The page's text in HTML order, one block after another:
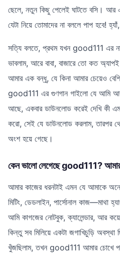
ছেলে, নতুন কিছু পেলেই ঘাটতে বসি। আর
যেটা নিয়ে তোমাদের না বললে পাপ হবে!
সত্যি বলতে, প্রথম যখন good111 এর
ভাবলাম, আরে বাবা, বাজারে তো কত
আমার এক বন্ধু, যে কিনা আমার চেয়েও
good111 এর গুণগান গাইলো যে আমি আর
আছে, একবার ডাউনলোড করেই দেখি কী
করো, সেই যে ডাউনলোড করলাম, তারপর
অংশ হয়ে গেছে।
কেন ভালো লেগেছে good111?
আমার কাজের ধরনটাই এমন যে আমাকে
মিটিং, ডেডলাইন, পার্সোনাল কাজ—মাথা
আমি কাগজের নোটবুক, ক্যালেন্ডার, আর
কিন্তু সব মিলিয়ে একটা জগাখিচুড়ি
খুঁজছিলাম, তখন good111 আমার চোখে